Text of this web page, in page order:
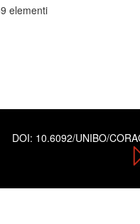
elementi
DOI: 10.6092/UNIBO/